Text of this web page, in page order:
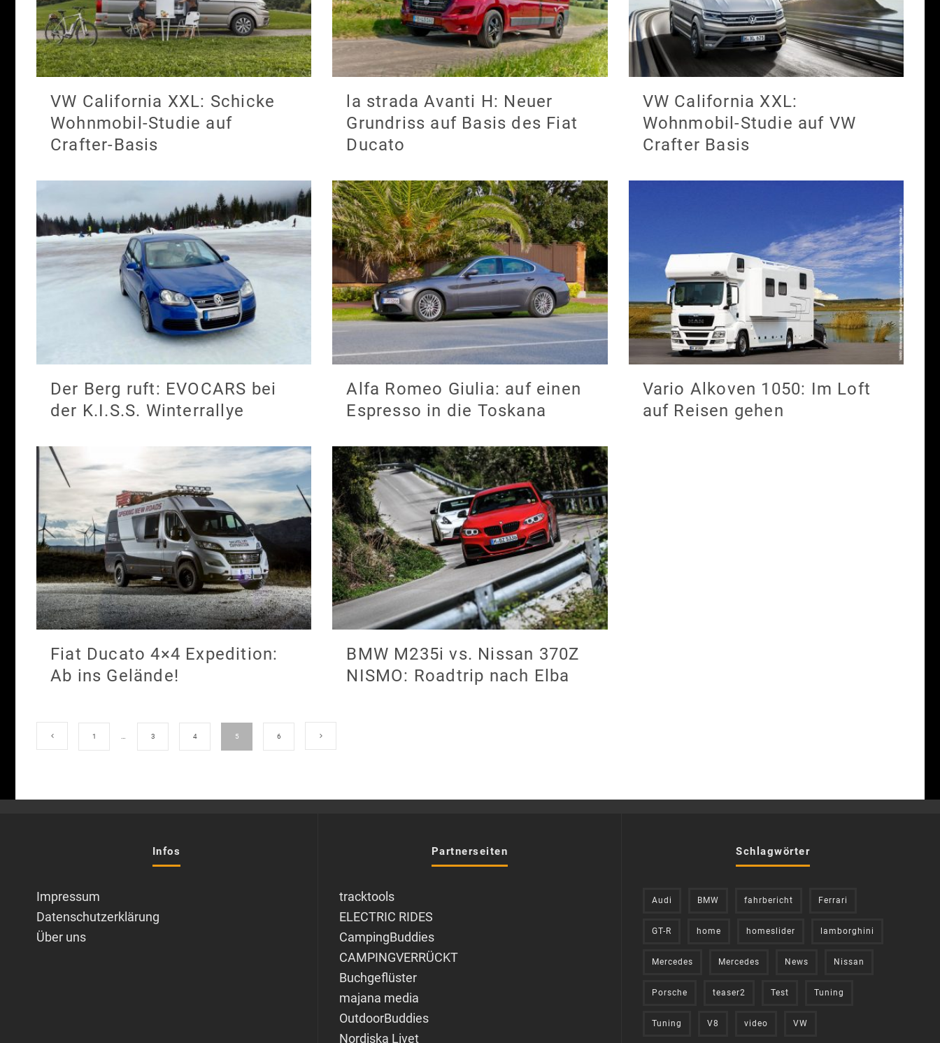
VW California XXL: Schicke
Wohnmobil-Studie auf
Crafter-Basis
la strada Avanti H: Neuer
Grundriss auf Basis des Fiat
Ducato
VW California XXL:
Wohnmobil-Studie auf VW
Crafter Basis
Der Berg ruft: EVOCARS bei
der K.I.S.S. Winterrallye
Alfa Romeo Giulia: auf einen
Espresso in die Toskana
Vario Alkoven 1050: Im Loft
auf Reisen gehen
Fiat Ducato 4×4 Expedition:
Ab ins Gelände!
BMW M235i vs. Nissan 370Z
NISMO: Roadtrip nach Elba
1 3 4 5 6
Infos
Impressum
Datenschutzerklärung
Über uns
Partnerseiten
tracktools
ELECTRIC RIDES
CampingBuddies
CAMPINGVERRÜCKT
Buchgeflüster
majana media
OutdoorBuddies
Nordiska Livet
Schlagwörter
Audi BMW fahrbericht Ferrari
GT-R home homeslider lamborghini
Mercedes Mercedes News Nissan
Porsche teaser2 Test Tuning
Tuning V8 video VW